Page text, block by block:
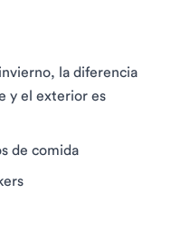
la diferencia
y el exterior es
de comida